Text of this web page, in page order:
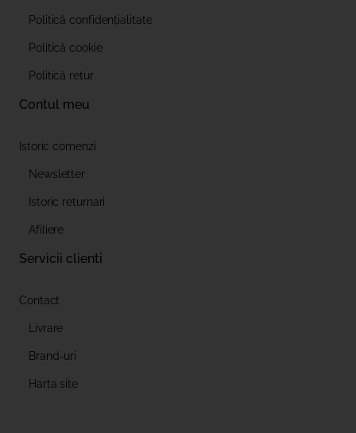
Politică confidențialitate
Politică cookie
Politică retur
Contul meu
Istoric comenzi
Newsletter
Istoric returnari
Afiliere
Servicii clienti
Contact
Livrare
Brand-uri
Harta site